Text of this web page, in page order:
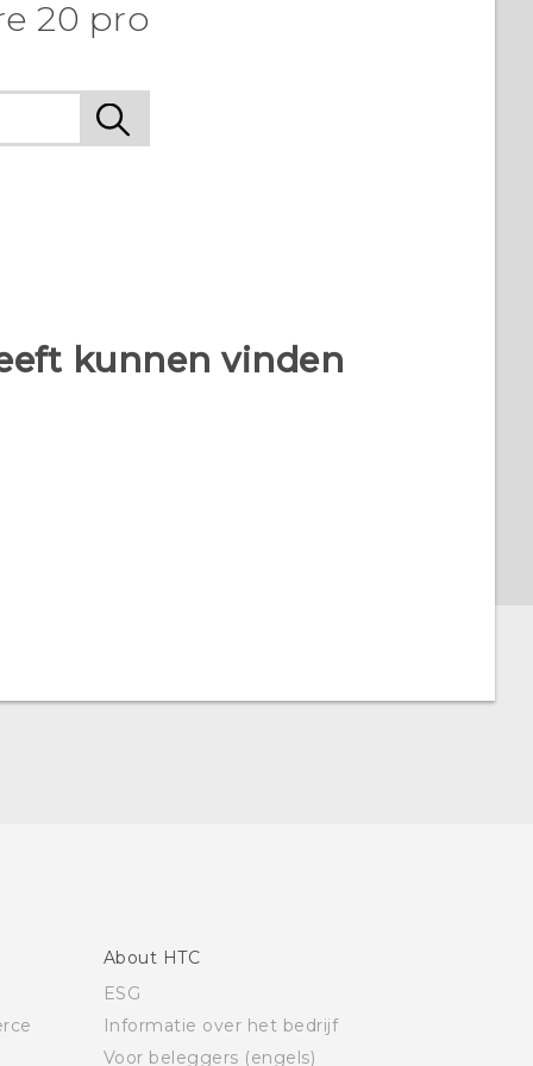
20 pro
kunnen vinden
About HTC
ESG
Informatie over het bedrijf
Voor beleggers (engels)